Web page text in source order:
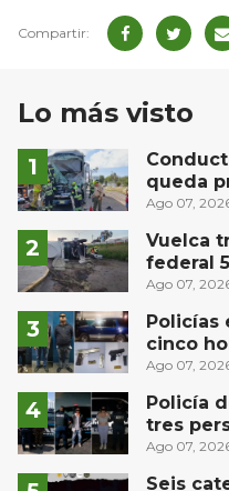
Lo más visto
queda
Ago 07,
Vuelca
federal
Ago 07,
Policías
cinco
Puebla
Ago 07,
Policía
tres
Ago 07,
Seis